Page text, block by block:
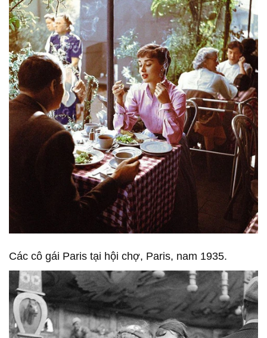
Các cô gái Paris tại hội chợ, Paris, nam 1935.